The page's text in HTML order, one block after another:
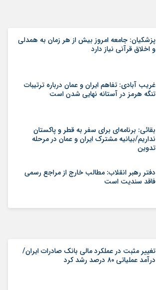
پزشکیان: جامعه امروز بیش از هر زمان به همدلی
و اخلاق قرآنی نیاز دارد
غریب آبادی: تفاهم ایران و عمان درباره ترتیبات
تنگه هرمز در آستانه نهایی شدن است
بقائی: برنامه‌ای برای سفر به قطر و پاکستان
نداریم/بیانیه مشترک ایران و عمان در مرحله
تدوین
دفتر رهبر انقلاب: مطالب خارج از مراجع رسمی
فاقد سندیت است
تغییر مثبت در عملکرد مالی بانک صادرات ایران/
درآمد عملیاتی ۸۰ درصد رشد کرد